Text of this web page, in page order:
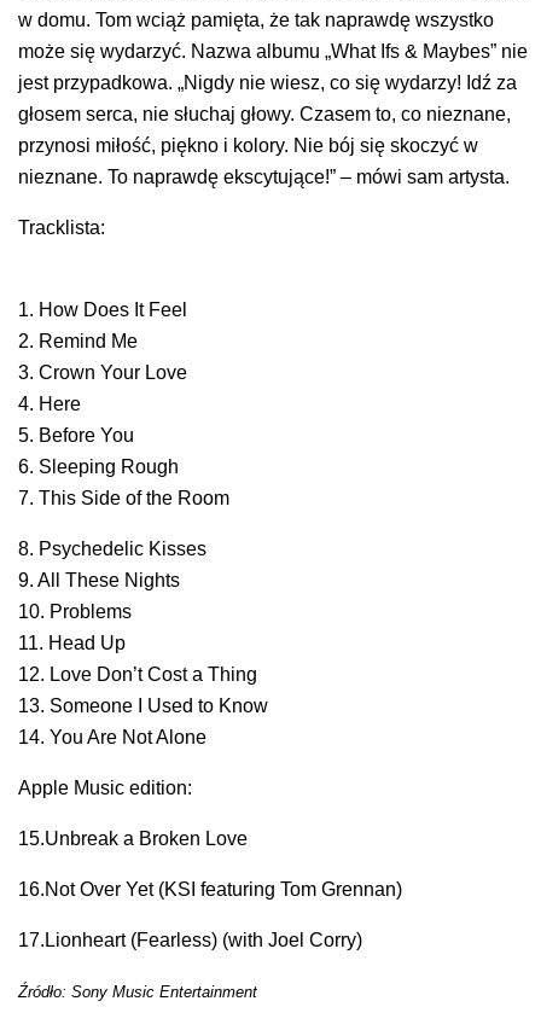
w domu. Tom wciąż pamięta, że tak naprawdę wszystko
może się wydarzyć. Nazwa albumu „What Ifs & Maybes” nie
jest przypadkowa. „Nigdy nie wiesz, co się wydarzy! Idź za
głosem serca, nie słuchaj głowy. Czasem to, co nieznane,
przynosi miłość, piękno i kolory. Nie bój się skoczyć w
nieznane. To naprawdę ekscytujące!” – mówi sam artysta.
Tracklista:
1. How Does It Feel
2. Remind Me
3. Crown Your Love
4. Here
5. Before You
6. Sleeping Rough
7. This Side of the Room
8. Psychedelic Kisses
9. All These Nights
10. Problems
11. Head Up
12. Love Don’t Cost a Thing
13. Someone I Used to Know
14. You Are Not Alone
Apple Music edition:
15.Unbreak a Broken Love
16.Not Over Yet (KSI featuring Tom Grennan)
17.Lionheart (Fearless) (with Joel Corry)
Źródło: Sony Music Entertainment